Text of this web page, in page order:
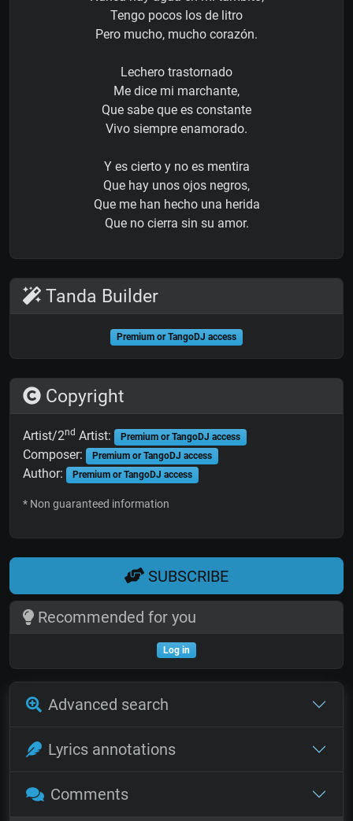
Tengo pocos los de litro
Pero mucho, mucho corazón.
Lechero trastornado
Me dice mi marchante,
Que sabe que es constante
Vivo siempre enamorado.
Y es cierto y no es mentira
Que hay unos ojos negros,
Que me han hecho una herida
Que no cierra sin su amor.
Tanda Builder
Premium or TangoDJ access
Copyright
Artist/2nd Artist: Premium or TangoDJ access
Composer: Premium or TangoDJ access
Author: Premium or TangoDJ access
* Non guaranteed information
SUBSCRIBE
Recommended for you
Log in
Advanced search
Lyrics annotations
Comments